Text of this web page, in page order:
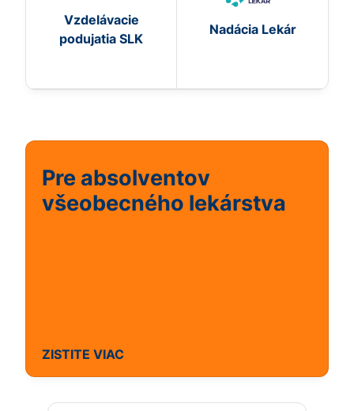
Vzdelávacie
podujatia SLK
Nadácia Lekár
Pre absolventov
všeobecného lekárstva
ZISTITE VIAC